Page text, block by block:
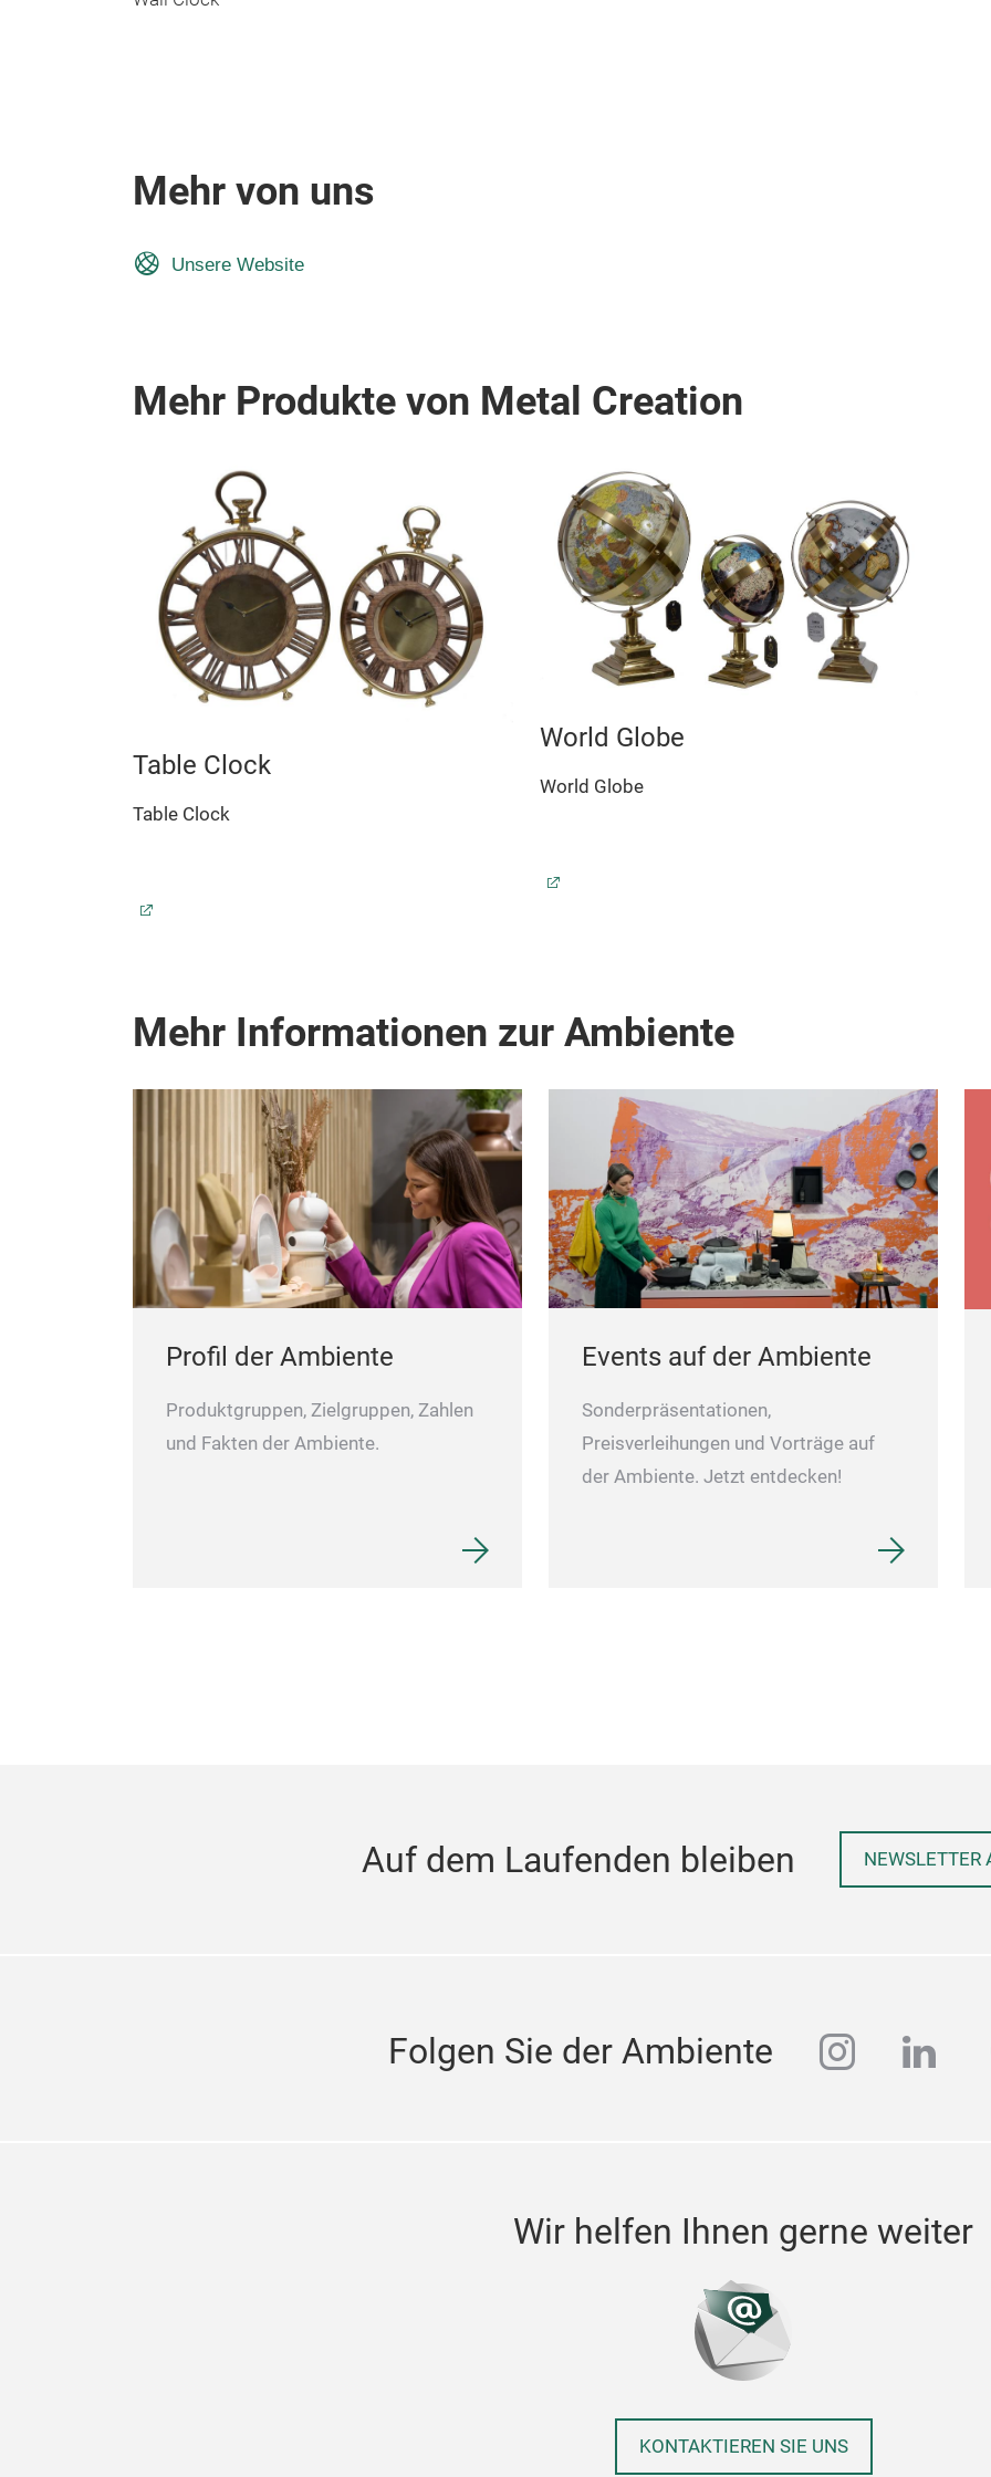
Mehr von uns
Unsere Website
Mehr Produkte von Metal Creation
Table Clock
Table Clock
World Globe
World Globe
Mehr Informationen zur Ambiente
Profil der Ambiente
Produktgruppen, Zielgruppen, Zahlen
und Fakten der Ambiente.
Events auf der Ambiente
Sonderpräsentationen,
Preisverleihungen und Vorträge auf
der Ambiente. Jetzt entdecken!
Auf dem Laufenden bleiben NEWSLETTER
Folgen Sie der Ambiente
Wir helfen Ihnen gerne weiter
KONTAKTIEREN SIE UNS